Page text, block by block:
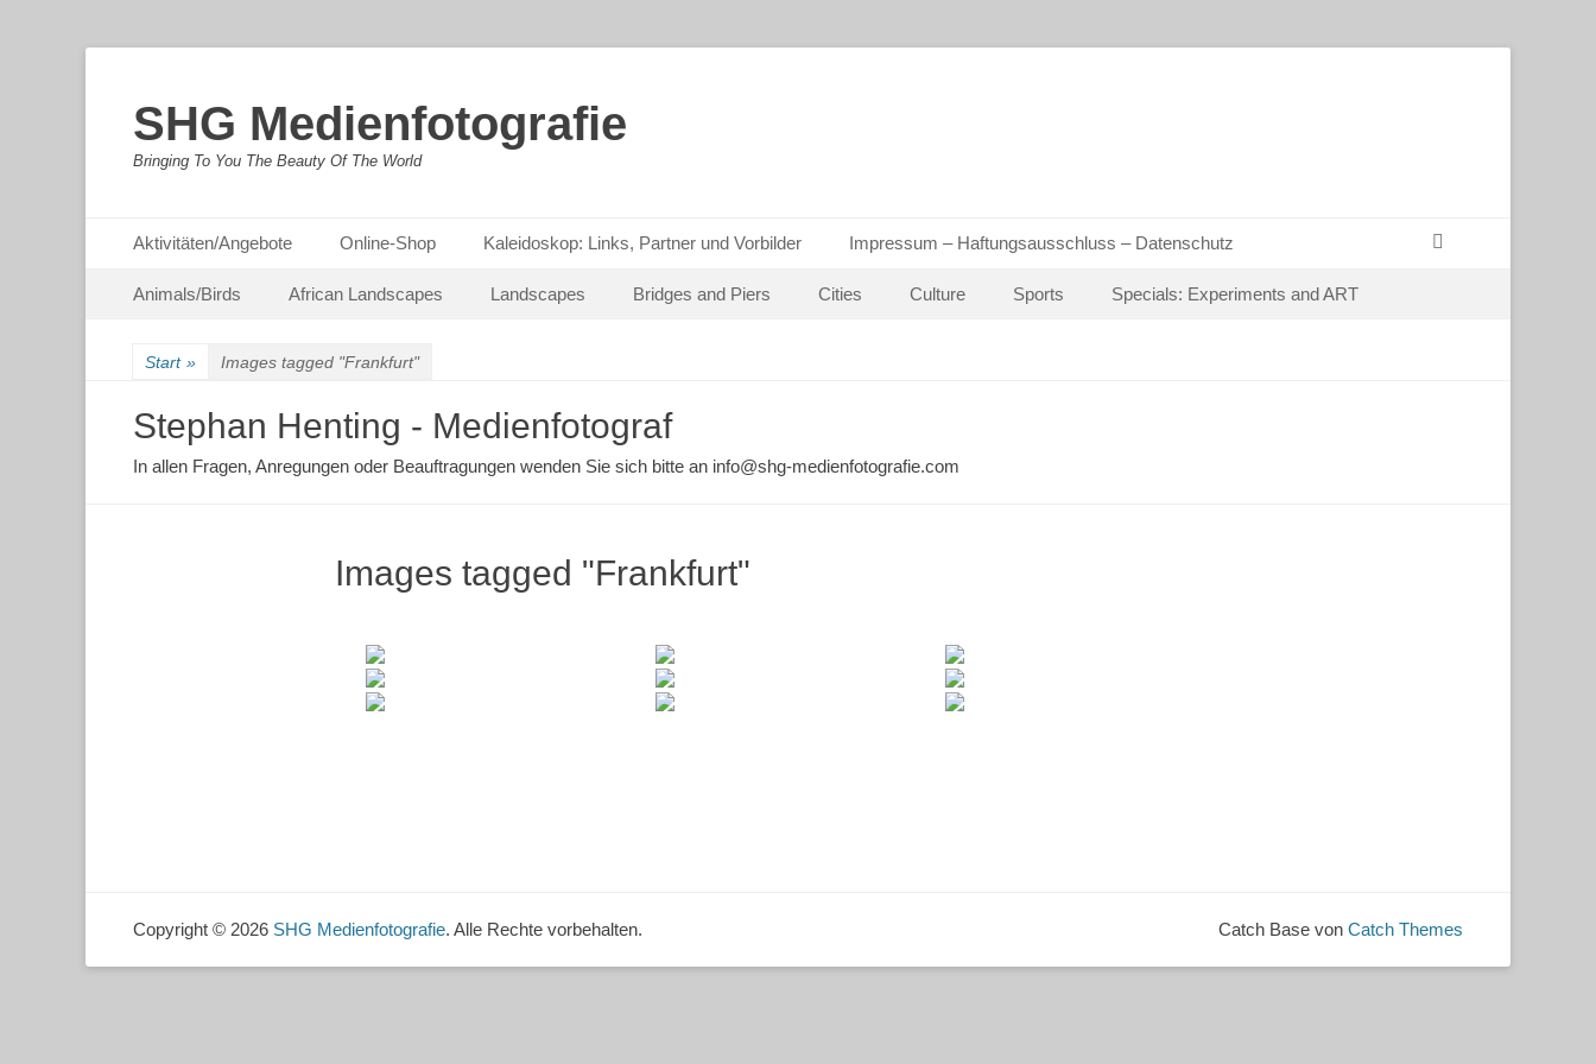
SHG Medienfotografie
Bringing To You The Beauty Of The World
Primäres Menü
Inhalt
Aktivitäten/Angebote Online-Shop Kaleidoskop: Links, Partner und Vorbilder Impressum – Haftungsausschluss – Datenschutz
Sekundäres Menü
Inhalt
Animals/Birds African Landscapes Landscapes Bridges and Piers Cities Culture Sports Specials: Experiments and ART
Start » Images tagged "Frankfurt"
Stephan Henting - Medienfotograf
In allen Fragen, Anregungen oder Beauftragungen wenden Sie sich bitte an info@shg-medienfotografie.com
Images tagged "Frankfurt"
Copyright © 2026 SHG Medienfotografie. Alle Rechte vorbehalten. Catch Base von Catch Themes